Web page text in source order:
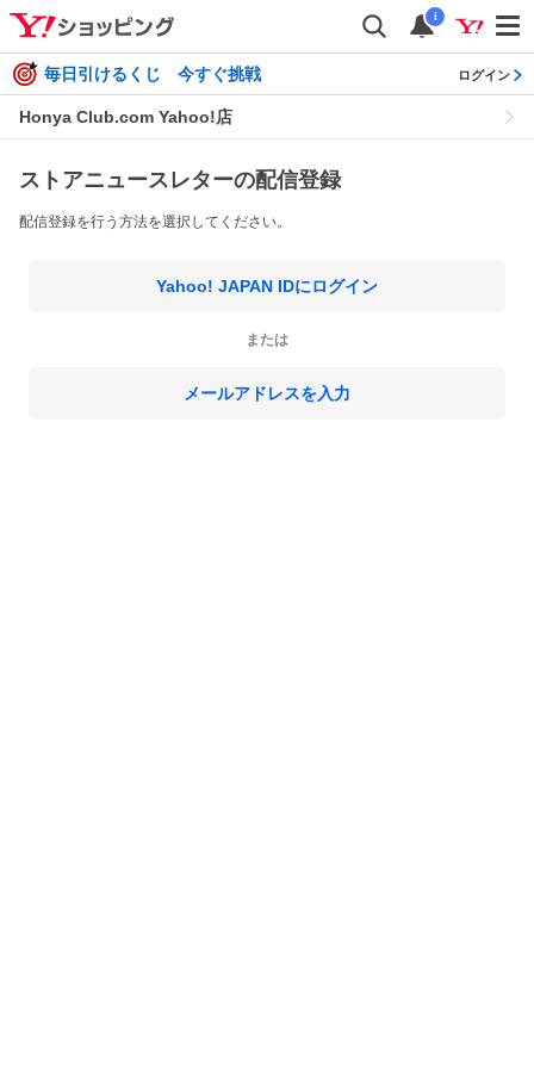
i
毎日引けるくじ 今すぐ挑戦 ログイン
Honya Club.com Yahoo!店
ストアニュースレターの配信登録
配信登録を行う方法を選択してください。
Yahoo! JAPAN IDにログイン
または
メールアドレスを入力